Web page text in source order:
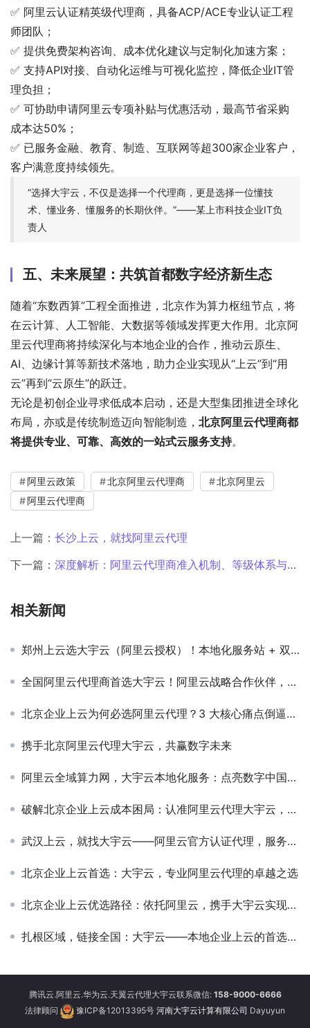
✅ 阿里云认证精英级代理商，具备ACP/ACE专业认证工程
师团队；
✅ 提供免费架构咨询、成本优化建议与定制化加速方案；
✅ 支持API对接、自动化运维与可视化监控，降低企业IT管
理负担；
✅ 可协助申请阿里云专项补贴与优惠活动，最高节省采购
成本达50%；
✅ 已服务金融、教育、制造、互联网等超300家企业客户，
客户满意度持续领先。
“选择大宇云，不仅是选择一个代理商，更是选择一位懂技
术、懂业务、懂服务的长期伙伴。”——某上市科技企业IT负
责人
五、未来展望：共筑首都数字经济新生态
随着“东数西算”工程全面推进，北京作为算力枢纽节点，将
在云计算、人工智能、大数据等领域发挥更大作用。北京阿
里云代理商将持续深化与本地企业的合作，推动云原生、
AI、边缘计算等新技术落地，助力企业实现从“上云”到“用
云”再到“云原生”的跃迁。
无论是初创企业寻求低成本启动，还是大型集团推进全球化
布局，亦或是传统制造迈向智能制造， 北京阿里云代理商都
将提供专业、可靠、高效的一站式云服务支持。
阿里云政策 北京阿里云代理商
北京阿里云
阿里云代理商
上一篇： 长沙上云，就找阿里云代理
下一篇： 深度解析：阿里云代理商准入机制、等级体系与企业选型策略
相关新闻
郑州上云选大宇云（阿里云授权）！本地化服务站 + 双重售后，业务不中断
全国阿里云代理商首选大宇云！阿里云战略合作伙伴，30 + 省市覆盖 + 一站式等保服务
北京企业上云为何必选阿里云代理？3 大核心痛点倒逼需求升级
携手北京阿里云代理大宇云，共赢数字未来
阿里云全域算力网，大宇云本地化服务：点亮数字中国新图景
破解北京企业上云成本困局：认准阿里云代理大宇云，高性价比不踩坑
武汉上云，就找大宇云——阿里云官方认证代理，服务更贴心
北京企业上云首选：大宇云，专业阿里云代理的卓越之选
北京企业上云优选路径：依托阿里云，携手大宇云实现数字化转型
扎根区域，链接全国：大宇云——本地企业上云的首选阿里云代理商
腾讯云.阿里云.华为云.天翼云代理大宇云联系微信: 158-9000-6666
法律顾问
豫ICP备12013395号 河南大宇云计算有限公司 Dayuyun